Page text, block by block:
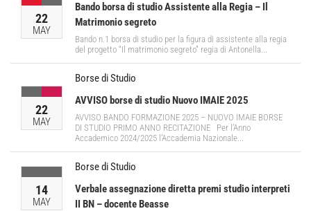
22
MAY
Bando borsa di studio Assistente alla Regia – Il
Matrimonio segreto
Bando n.1 borsa di studio per la figura di assistente alla regia
del progetto “Il matrimonio segreto” regia di Antonella...
22
MAY
Borse di Studio
AVVISO borse di studio Nuovo IMAIE 2025
AVVISO BANDO FORMAZIONE 2025 – NUOVO IMAIE BORSE
DI STUDIO PRIMO ANNO RECITAZIONE Per l’Anno
Accademico 2024/2025 l’Accademia Nazionale...
14
MAY
Borse di Studio
Verbale assegnazione diretta premi studio interpreti
II BN – docente Beasse